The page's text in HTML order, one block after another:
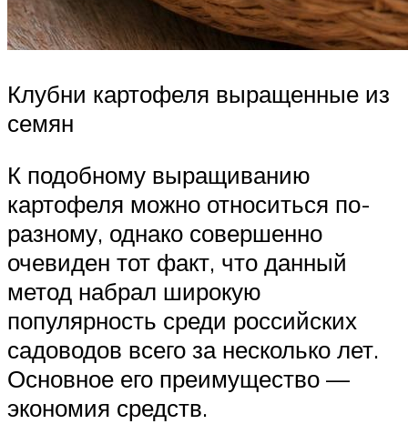
Клубни картофеля выращенные из
семян
К подобному выращиванию
картофеля можно относиться по-
разному, однако совершенно
очевиден тот факт, что данный
метод набрал широкую
популярность среди российских
садоводов всего за несколько лет.
Основное его преимущество —
экономия средств.